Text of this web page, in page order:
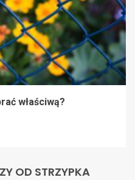
właściwą?
OD STRZYPKA